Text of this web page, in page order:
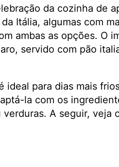
da cozinha de
Itália, algumas com
ambas as opções. O
servido com pão
para dias mais
la com os
A seguir, veja